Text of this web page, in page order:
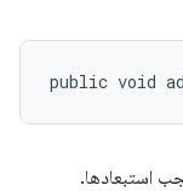
public void
استبعادها.